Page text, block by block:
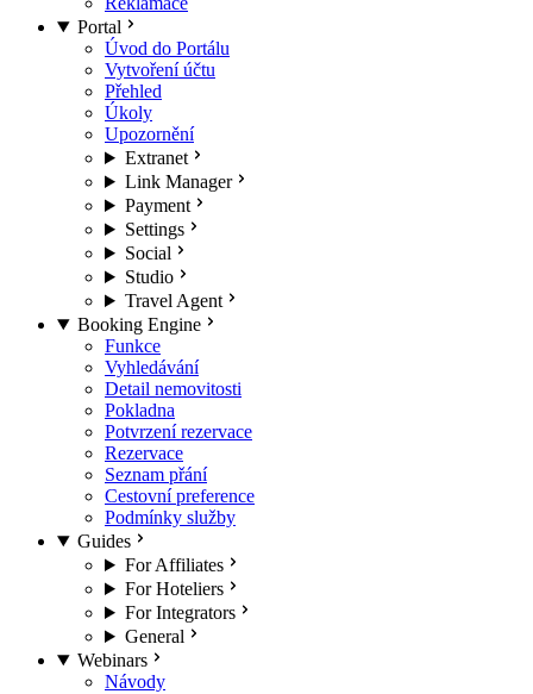
Portal
Úvod do Portálu
Vytvoření účtu
Přehled
Úkoly
Upozornění
Extranet
Link Manager
Payment
Settings
Social
Studio
Travel Agent
Booking Engine
Funkce
Vyhledávání
Detail nemovitosti
Pokladna
Potvrzení rezervace
Rezervace
Seznam přání
Cestovní preference
Podmínky služby
Guides
For Affiliates
For Hoteliers
For Integrators
General
Webinars
Návody